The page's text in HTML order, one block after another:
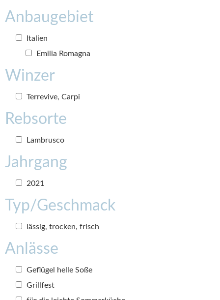
Anbaugebiet
Italien
Emilia Romagna
Winzer
Terrevive, Carpi
Rebsorte
Lambrusco
Jahrgang
2021
Typ/Geschmack
lässig, trocken, frisch
Anlässe
Geflügel helle Soße
Grillfest